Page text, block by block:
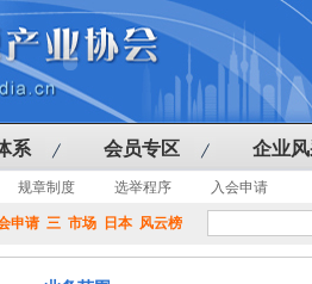
系 会员专区 企业
规章制度 选举程序 入会申请
申请 三 市场 日本 风云榜